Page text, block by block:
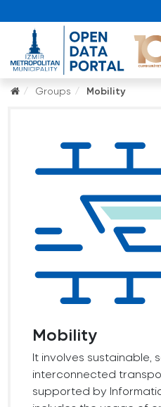
Groups Mobility
Mobility
It involves sustainable,
interconnected
supported by